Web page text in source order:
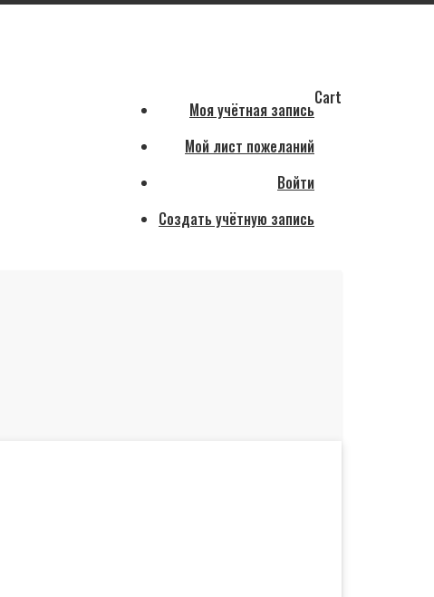
Cart
Моя учётная запись
Мой лист пожеланий
Войти
Создать учётную запись